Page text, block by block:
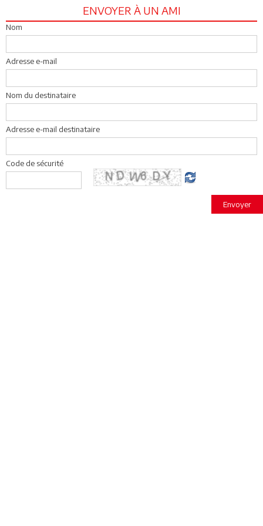
ENVOYER À UN AMI
Nom
Adresse e-mail
Nom du destinataire
Adresse e-mail destinataire
Code de sécurité
Envoyer